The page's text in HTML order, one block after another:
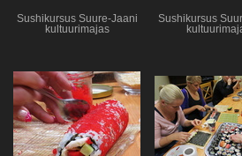
Sushikursus Suure-Jaani
kultuurimajas
Sushikursus